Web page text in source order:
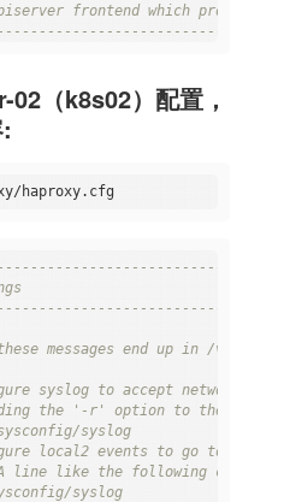
frontend which proxys to
*:16443
tcplog
master02.k8s.io
statistics message
*:1080
admin:awesomePassword
5s
HAProxy\ Statistics
/admin?stats
（k8s02）配置，
messages end up in /var/
syslog to accept network log
the '-r' option to the
syslog
local2 events to go to the /
line like the following can be
syslog